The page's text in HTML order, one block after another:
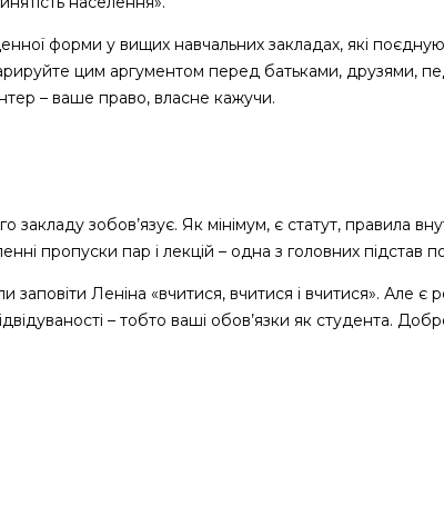
форми у вищих навчальних закладах, які
цим аргументом перед батьками, друзями,
– ваше право, власне кажучи.
закладу зобов’язує. Як мінімум, є статут, правила
пропуски пар і лекцій – одна з головних підстав
заповіти Леніна «вчитися, вчитися і вчитися». Але є
– тобто ваші обов’язки як студента.